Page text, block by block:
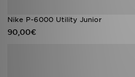
Nike P-6000 Utility Junior
90,00€